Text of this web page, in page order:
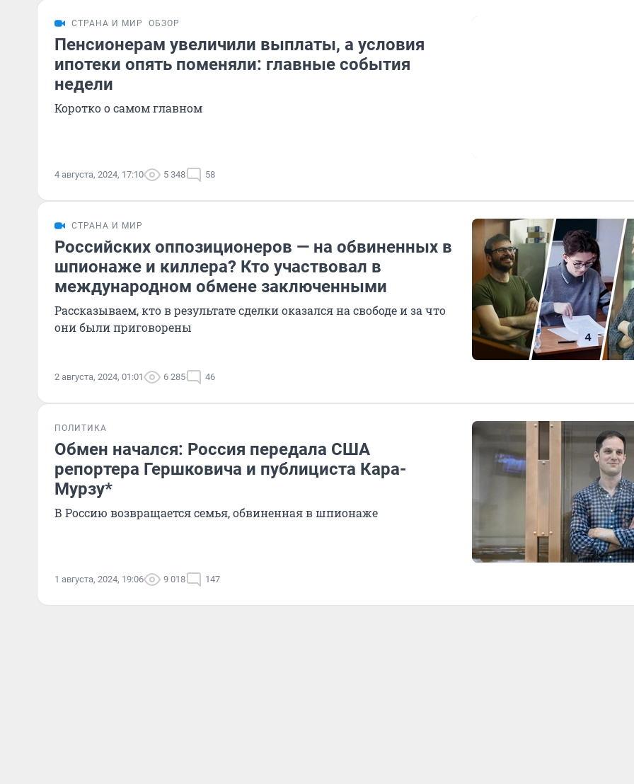
СТРАНА И МИР ОБЗОР
Пенсионерам увеличили выплаты, а условия
ипотеки опять поменяли: главные события
недели
Коротко о самом главном
4 августа, 2024, 17:10 5 348 58
СТРАНА И МИР
Российских оппозиционеров — на обвиненных в
шпионаже и киллера? Кто участвовал в
международном обмене заключенными
Рассказываем, кто в результате сделки оказался на свободе и за что
они были приговорены
2 августа, 2024, 01:01 6 285 46
ПОЛИТИКА
Обмен начался: Россия передала США
репортера Гершковича и публициста Кара-
Мурзу*
В Россию возвращается семья, обвиненная в шпионаже
1 августа, 2024, 19:06 9 018 147